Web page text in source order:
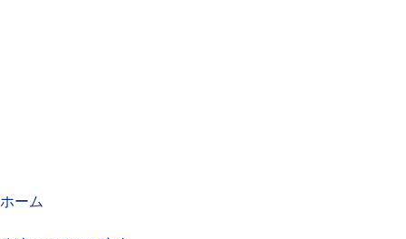
ホーム